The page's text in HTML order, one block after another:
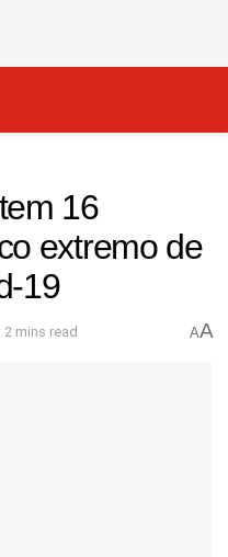
16
extremo de
19
mins read AA